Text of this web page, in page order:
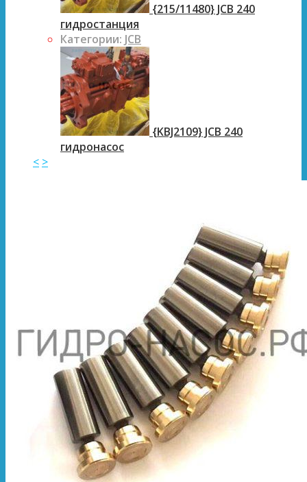
{215/11480} JCB 240
гидростанция
Категории: JCB
{KBJ2109} JCB 240
гидронасос
< >